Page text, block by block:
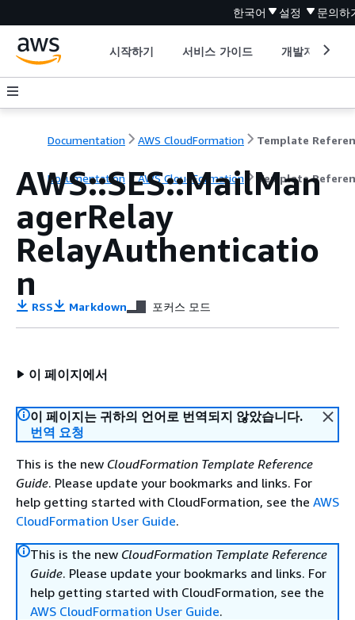
한국어 설정 문의하
시작하기 서비스 가이드 개발자 도구
Documentation AWS CloudFormation Template
Documentation AWS CloudFormation Template
AWS::SES::MailMan
agerRelay
RelayAuthenticatio
n
RSS Markdown 포커스 모드
이 페이지에서
이 페이지는 귀하의 언어로 번역되지 않았습니다.
번역 요청
This is the new CloudFormation Template Reference
Guide. Please update your bookmarks and links. For
help getting started with CloudFormation, see the AWS
CloudFormation User Guide.
This is the new CloudFormation Template Reference
Guide. Please update your bookmarks and links. For
help getting started with CloudFormation, see the
AWS CloudFormation User Guide.